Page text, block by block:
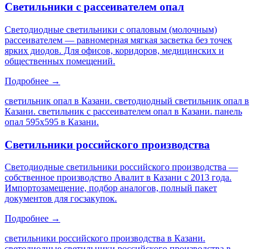
Светильники с рассеивателем опал
Светодиодные светильники с опаловым (молочным)
рассеивателем — равномерная мягкая засветка без точек
ярких диодов. Для офисов, коридоров, медицинских и
общественных помещений.
Подробнее →
светильник опал в Казани. светодиодный светильник опал в
Казани. светильник с рассеивателем опал в Казани. панель
опал 595х595 в Казани.
Светильники российского производства
Светодиодные светильники российского производства —
собственное производство Авалит в Казани с 2013 года.
Импортозамещение, подбор аналогов, полный пакет
документов для госзакупок.
Подробнее →
светильники российского производства в Казани.